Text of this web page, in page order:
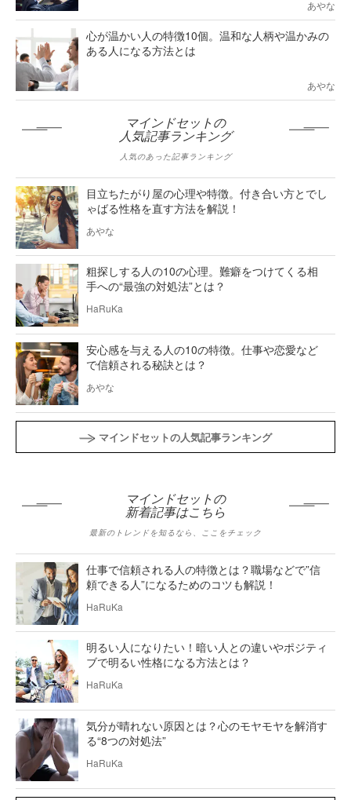
あやな
心が温かい人の特徴10個。温和な人柄や温かみの
ある人になる方法とは
あやな
マインドセットの
人気記事ランキング
人気のあった記事ランキング
目立ちたがり屋の心理や特徴。付き合い方とでし
ゃばる性格を直す方法を解説！
あやな
粗探しする人の10の心理。難癖をつけてくる相
手への“最強の対処法”とは？
HaRuKa
安心感を与える人の10の特徴。仕事や恋愛など
で信頼される秘訣とは？
あやな
マインドセットの人気記事ランキング
マインドセットの
新着記事はこちら
最新のトレンドを知るなら、ここをチェック
仕事で信頼される人の特徴とは？職場などで”信
頼できる人”になるためのコツも解説！
HaRuKa
明るい人になりたい！暗い人との違いやポジティ
ブで明るい性格になる方法とは？
HaRuKa
気分が晴れない原因とは？心のモヤモヤを解消す
る“8つの対処法”
HaRuKa